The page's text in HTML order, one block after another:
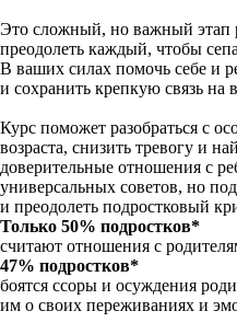
Это сложный, но важный этап
преодолеть каждый, чтобы
В ваших силах помочь себе и
и сохранить крепкую связь на
Курс поможет разобраться с
возраста, снизить тревогу и
доверительные отношения с
универсальных советов, но
и преодолеть подростковый
Только 50% подростков*
считают отношения с
47% подростков*
боятся ссоры и осуждения
им о своих переживаниях и